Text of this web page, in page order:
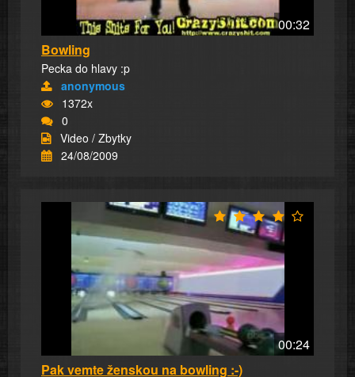
00:32
Bowling
Pecka do hlavy :p
anonymous
1372x
0
Video / Zbytky
24/08/2009
00:24
Pak vemte ženskou na bowling :-)